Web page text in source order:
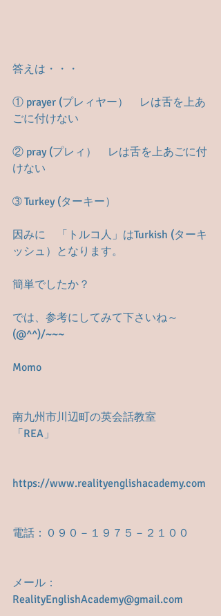
答えは・・・
① prayer (プレィヤー）　レは舌を上あ
ごに付けない
② pray (プレィ）　レは舌を上あごに付
けない
➂ Turkey (ターキー）
因みに　「トルコ人」はTurkish (ターキ
ッシュ）となります。
簡単でしたか？
では、参考にしてみて下さいね～
(@^^)/~~~
Momo
南九州市川辺町の英会話教室
「REA」
https://www.realityenglishacademy.com
電話：０９０－１９７５－２１００
メール：
RealityEnglishAcademy@gmail.com